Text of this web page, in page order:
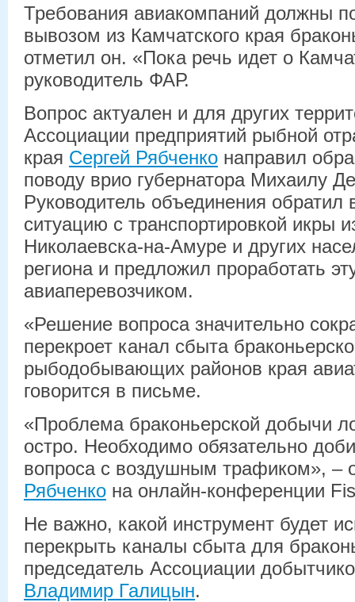
Требования авиакомпаний должны
вывозом из Камчатского края
отметил он. «Пока речь идет о
руководитель ФАР.
Вопрос актуален и для других
Ассоциации предприятий рыбной
края Сергей Рябченко направил
поводу врио губернатора Михаилу
Руководитель объединения обратил
ситуацию с транспортировкой икры
Николаевска-на-Амуре и других
региона и предложил проработать
авиаперевозчиком.
«Решение вопроса значительно
перекроет канал сбыта
рыбодобывающих районов края
говорится в письме.
«Проблема браконьерской добычи
остро. Необходимо обязательно
вопроса с воздушным трафиком», –
Рябченко на онлайн-конференции
Не важно, какой инструмент будет
перекрыть каналы сбыта для
председатель Ассоциации
Владимир Галицын.